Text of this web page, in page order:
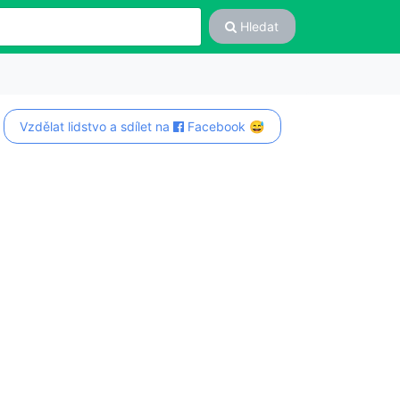
Hledat
Vzdělat lidstvo a sdílet na Facebook 😅